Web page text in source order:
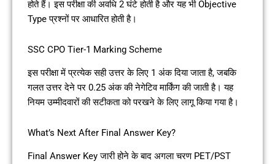
होते हैं। इस परीक्षा की अवधि 2 घंटे होती है और यह भी Objective
Type प्रश्नों पर आधारित होती है।
SSC CPO Tier-1 Marking Scheme
इस परीक्षा में प्रत्येक सही उत्तर के लिए 1 अंक दिया जाता है, जबकि
गलत उत्तर देने पर 0.25 अंक की नेगेटिव मार्किंग की जाती है। यह
नियम उम्मीदवारों की सटीकता को परखने के लिए लागू किया गया है।
What’s Next After Final Answer Key?
Final Answer Key जारी होने के बाद अगला चरण PET/PST